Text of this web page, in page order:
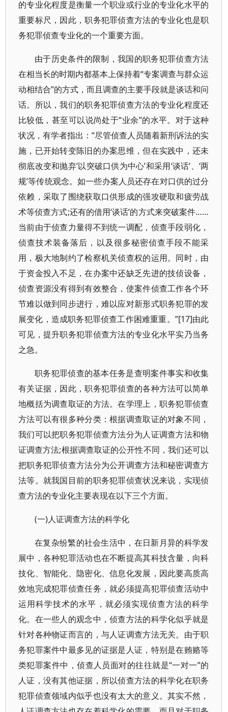
的专业化程度是衡量一个职业或行业的专业化水平的
重要标尺，因此，职务犯罪侦查方法的专业化也是职
务犯罪侦查专业化的一个重要方面。
由于历史条件的限制，我国的职务犯罪侦查方法
在相当长的时期内都基本上保持着“专案调查与群众运
动相结合”的方式，而且调查的主要手段就是谈话和问
话。所以，我们的职务犯罪侦查方法的专业化程度还
比较低，甚至可以说尚处于“业余”的水平。对于这种
状况，有学者指出：“尽管侦查人员随着新刑诉法的实
施，已开始转变陈旧的办案思维，但在实践中，还未
彻底改变和抛弃‘以突破口供为中心’和采用‘谈话’、‘两
规’等传统观念。如一些办案人员还存在对口供的过分
依赖，采取了围绕获取口供形成的强攻硬取和疲劳战
术等侦查方式;还有的借用‘谈话’的方式来突破案件……
当前由于侦查力量得不到统一调配，侦查手段弱化，
侦查技术装备落后，以及很多秘密侦查手段不能采
用，极大地制约了检察机关侦查权的运用。同时，由
于资金投入不足，在办案中还缺乏先进的技侦设备，
侦查资源没有得到有效整合，使案件侦查工作各个环
节难以做到同步进行，难以应对新形式职务犯罪的发
展变化，造成职务犯罪侦查工作困难重重。”[17]由此
可见，提升职务犯罪侦查方法的专业化水平实乃当务
之急。
职务犯罪侦查的基本任务是查明案件事实和收集
有关证据，因此，职务犯罪侦查的各种方法可以简单
地概括为调查取证的方法。在学理上，职务犯罪侦查
方法可以有很多种分类：根据调查取证的对象不同，
我们可以把职务犯罪侦查方法分为人证调查方法和物
证调查方法;根据调查取证的公开性不同，我们还可以
把职务犯罪侦查方法分为公开调查方法和秘密调查方
法等。就我国目前的职务犯罪侦查状况来说，实现侦
查方法的专业化主要表现在以下三个方面。
(一)人证调查方法的科学化
在复杂纷繁的社会生活中，在日新月异的科学发
展中，各种犯罪活动也在不断提高其科技含量，向科
技化、智能化、隐密化、信息化发展，因此要高质高
效地完成犯罪侦查任务，就必须提高犯罪侦查活动中
运用科学技术的水平，就必须实现侦查方法的科学
化。在一些人的观念中，侦查方法的科学化似乎就是
针对各种物证而言的，与人证调查方法无关。由于职
务犯罪案件中最多见的证据是人证，特别是在贿赂等
类犯罪案件中，侦查人员面对的往往就是“一对一”的
人证，没有其他证据，所以侦查方法的科学化在职务
犯罪侦查领域内似乎也没有太大的意义。其实不然，